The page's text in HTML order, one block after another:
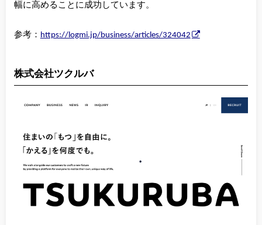
幅に高めることに成功しています。
参考： https://logmi.jp/business/articles/324042
株式会社ツクルバ